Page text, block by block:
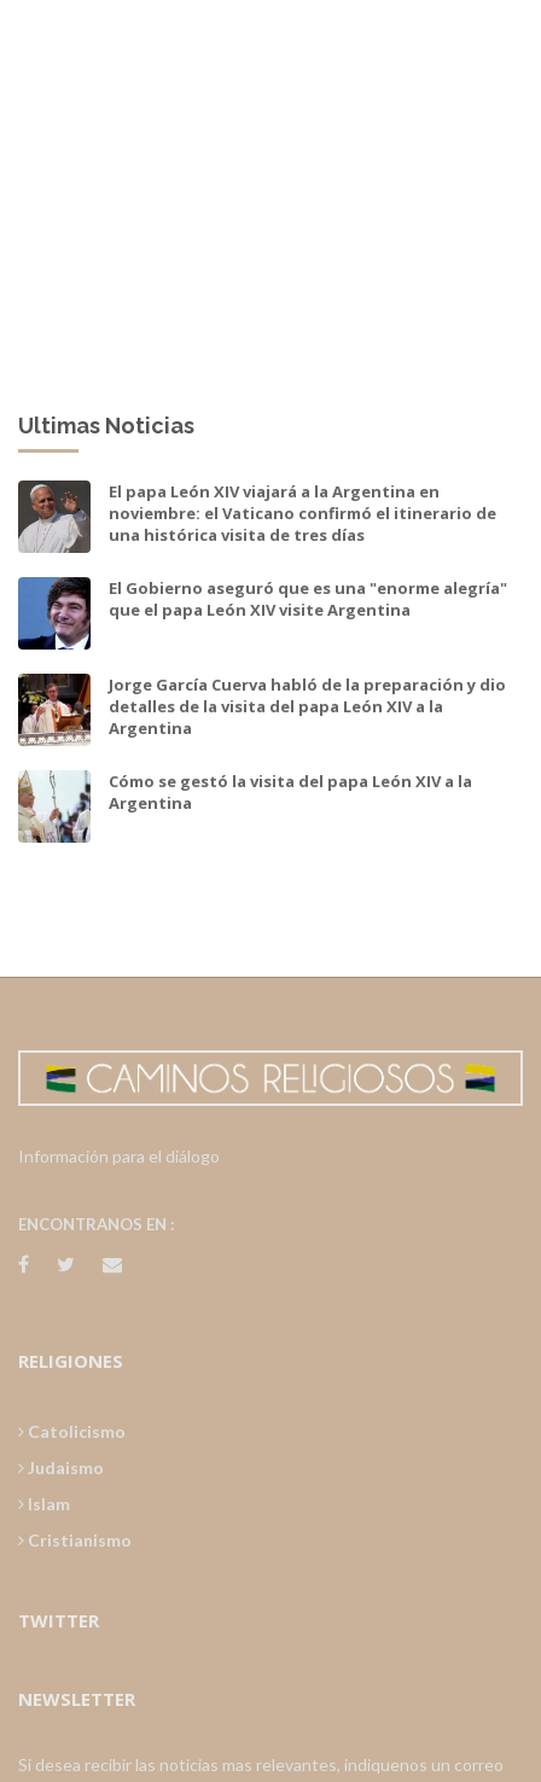
Ultimas Noticias
El papa León XIV viajará a la Argentina en
noviembre: el Vaticano confirmó el itinerario de
una histórica visita de tres días
El Gobierno aseguró que es una "enorme alegría"
que el papa León XIV visite Argentina
Jorge García Cuerva habló de la preparación y dio
detalles de la visita del papa León XIV a la
Argentina
Cómo se gestó la visita del papa León XIV a la
Argentina
Información para el diálogo
ENCONTRANOS EN :
RELIGIONES
Catolicismo
Judaismo
Islam
Cristianismo
TWITTER
NEWSLETTER
Si desea recibir las noticias mas relevantes, indiquenos un correo